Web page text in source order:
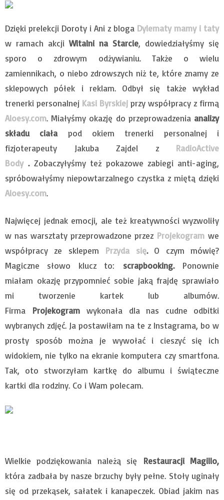
Dzięki prelekcji Doroty i Ani z bloga Dylematy mamy i taty
w ramach akcji Witalni na Starcie, dowiedziałyśmy się
sporo o zdrowym odżywianiu. Także o wielu
zamiennikach, o niebo zdrowszych niż te, które znamy ze
sklepowych półek i reklam. Odbył się także wykład
trenerki personalnej Kasi Byrskiej przy współpracy z firmą
Aloesy.com. Miałyśmy okazję do przeprowadzenia analizy
składu ciałapod okiem trenerki personalnej i
fizjoterapeuty Jakuba Zajdel z RadioActive
Body . Zobaczyłyśmy też pokazowe zabiegi anti-aging,
spróbowałyśmy niepowtarzalnego czystka z miętą dzięki
Aloesy.com.
Najwięcej jednak emocji, ale też kreatywności wyzwoliły
w nas warsztaty przeprowadzone przez Projekogram we
współpracy ze sklepem Przyda się. O czym mówię?
Magiczne słowo klucz to: scrapbooking. Ponownie
miałam okazję przypomnieć sobie jaką frajdę sprawiało
mi tworzenie kartek lub albumów.
Firma Projekogram wykonała dla nas cudne odbitki
wybranych zdjęć. Ja postawiłam na te z Instagrama, bo w
prosty sposób można je wywołać i cieszyć się ich
widokiem, nie tylko na ekranie komputera czy smartfona.
Tak, oto stworzyłam kartkę do albumu i świąteczne
kartki dla rodziny. Co i Wam polecam.
Wielkie podziękowania należą się Restauracji Magillo,
która zadbała by nasze brzuchy były pełne. Stoły uginały
się od przekąsek, sałatek i kanapeczek. Obiad jakim nas